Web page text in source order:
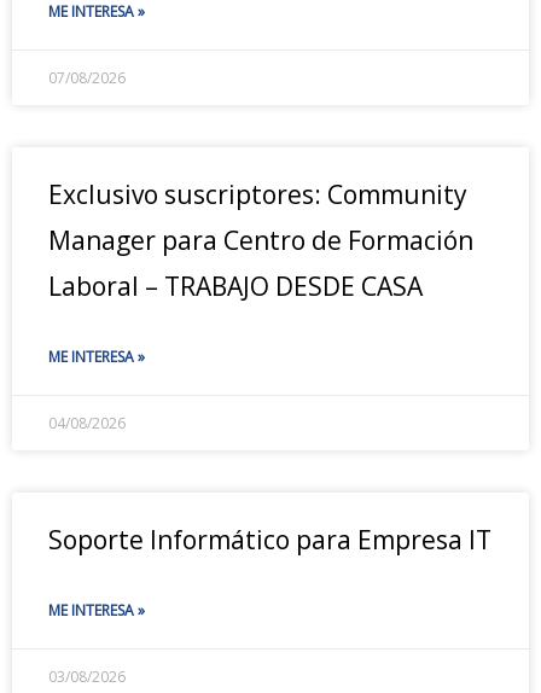
ME INTERESA »
07/08/2026
Exclusivo suscriptores: Community
Manager para Centro de Formación
Laboral – TRABAJO DESDE CASA
ME INTERESA »
04/08/2026
Soporte Informático para Empresa IT
ME INTERESA »
03/08/2026